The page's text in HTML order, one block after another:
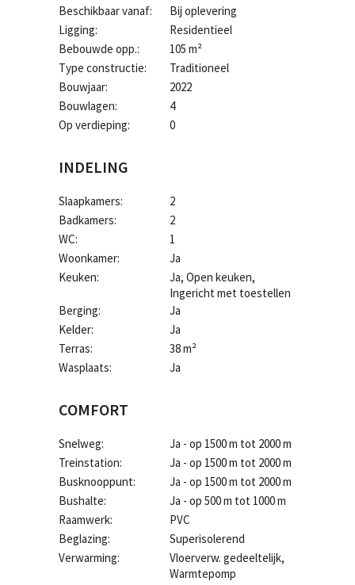
Beschikbaar vanaf:
Bij oplevering
Ligging:
Residentieel
Bebouwde opp.:
105 m²
Type constructie:
Traditioneel
Bouwjaar:
2022
Bouwlagen:
4
Op verdieping:
0
INDELING
Slaapkamers:
2
Badkamers:
2
WC:
1
Woonkamer:
Ja
Keuken:
Ja, Open keuken,
Ingericht met toestellen
Berging:
Ja
Kelder:
Ja
Terras:
38 m²
Wasplaats:
Ja
COMFORT
Snelweg:
Ja - op 1500 m tot 2000 m
Treinstation:
Ja - op 1500 m tot 2000 m
Busknooppunt:
Ja - op 1500 m tot 2000 m
Bushalte:
Ja - op 500 m tot 1000 m
Raamwerk:
PVC
Beglazing:
Superisolerend
Verwarming:
Vloerverw. gedeeltelijk,
Warmtepomp